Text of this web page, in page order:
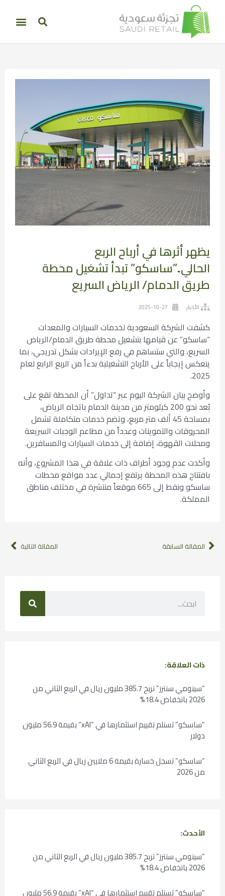
يظهر أثرها في أرباح الربع
الحالي..”ساسكو” تبدأ تشغيل محطة
طريق الدمام/ الرياض السريع
الأخبار 2025-10-27
كشفت الشركة السعودية لخدمات السيارات والمعدات
“ساسكو” عن قيامها بتشغيل محطة طريق الدمام/الرياض
السريع، والتي ستساهم في رفع الإيرادات بشكل تدريجي، بما
ينعكس إيجاباً على الأرباح التشغيلية بدءاً من الربع الرابع لعام
2025.
وأوضح بيان الشركة اليوم عبر “تداول” أن المحطة تقع على
بُعد نحو 200 كيلومتر من مدينة الدمام باتجاه الرياض،
بمساحة 45 ألف متر مربع، وتضم خدمات متكاملة تشمل
المحروقات والتموينات وعدداً من مطاعم الوجبات السريعة
ومحلات القهوة، إضافة إلى خدمات السيارات والمسافرين.
وأكدت عدم وجود أطراف ذات علاقة في هذا المشروع، وأنه
بافتتاح هذه المحطة يرتفع إجمالي عدد مواقع محطات
ساسكو ونفط إلى 665 موقعاً منتشرة في مختلف مناطق
المملكة.
المقالة السابقة المقالة التالية
ذات العلاقة:
“سينومي سنترز” تربح 385.7 مليون ريال في الربع الثاني من
2026 بانخفاض 18.4%
“ساسكو” تستلم تقييم استثمارها في “xAI” بقيمة 56.9 مليون
دولار
“ساسكو” تسجل خسارة بقيمة 6 ملايين ريال في الربع الثاني
من 2026
الأحدث:
“سينومي سنترز” تربح 385.7 مليون ريال في الربع الثاني من
2026 بانخفاض 18.4%
“ساسكو” تستلم تقييم استثمارها في “xAI” بقيمة 56.9 مليون